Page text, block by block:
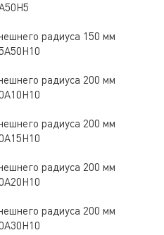
радиуса 150 мм
радиуса 200 мм
радиуса 200 мм
радиуса 200 мм
радиуса 200 мм